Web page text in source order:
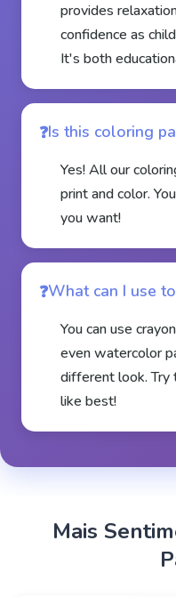
provides
confidence as
It's both
Is this coloring
Yes! All our
print and color.
you want!
What can I use
You can use
even watercolor
different look. Try
like best!
Mais